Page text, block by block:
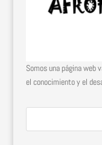
Somos una página web
el conocimiento y el